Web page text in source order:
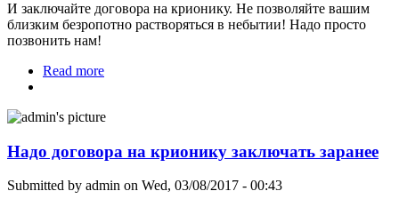
И заключайте договора на крионику. Не позволяйте вашим
близким безропотно растворяться в небытии! Надо просто
позвонить нам!
Read more
Надо договора на крионику заключать заранее
Submitted by admin on Wed, 03/08/2017 - 00:43